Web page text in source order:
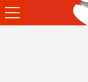
Ouvrir
le